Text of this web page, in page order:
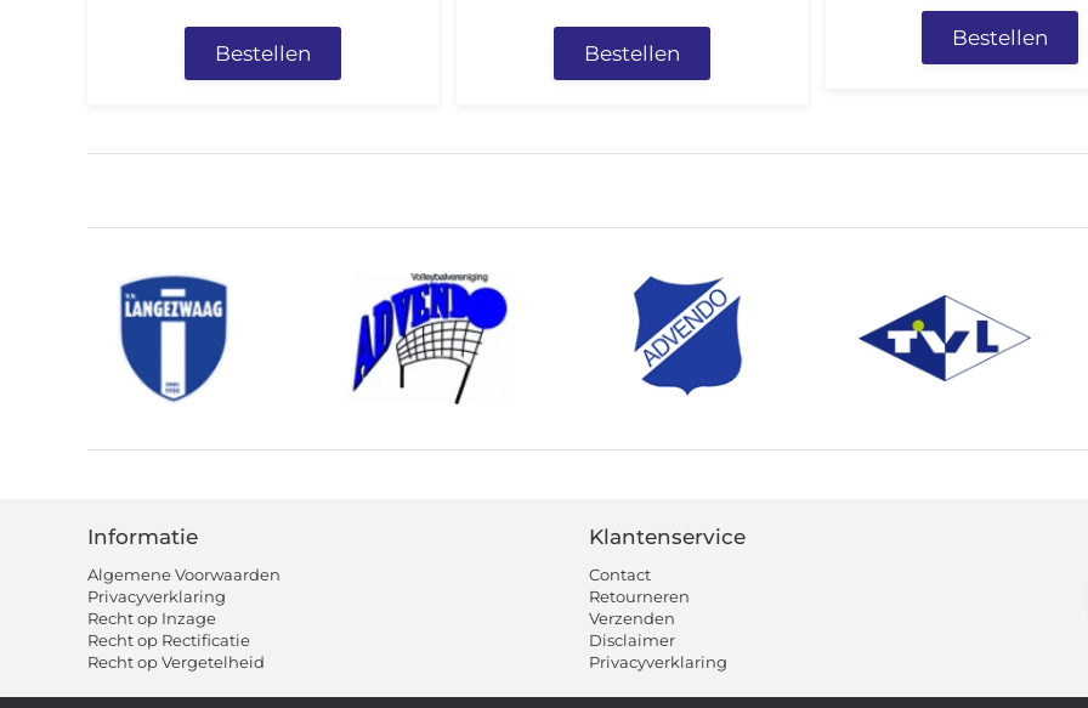
Bestellen Bestellen
Bestellen
Informatie
Algemene Voorwaarden
Privacyverklaring
Recht op Inzage
Recht op Rectificatie
Recht op Vergetelheid
Klantenservice
Contact
Retourneren
Verzenden
Disclaimer
Privacyverklaring